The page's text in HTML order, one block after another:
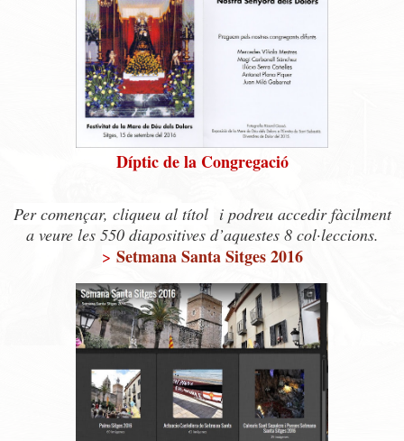
Díptic de la Congregació
Per començar, cliqueu al títol i podreu accedir fàcilment
a veure les 550 diapositives d’aquestes 8 col·leccions.
> Setmana Santa Sitges 2016